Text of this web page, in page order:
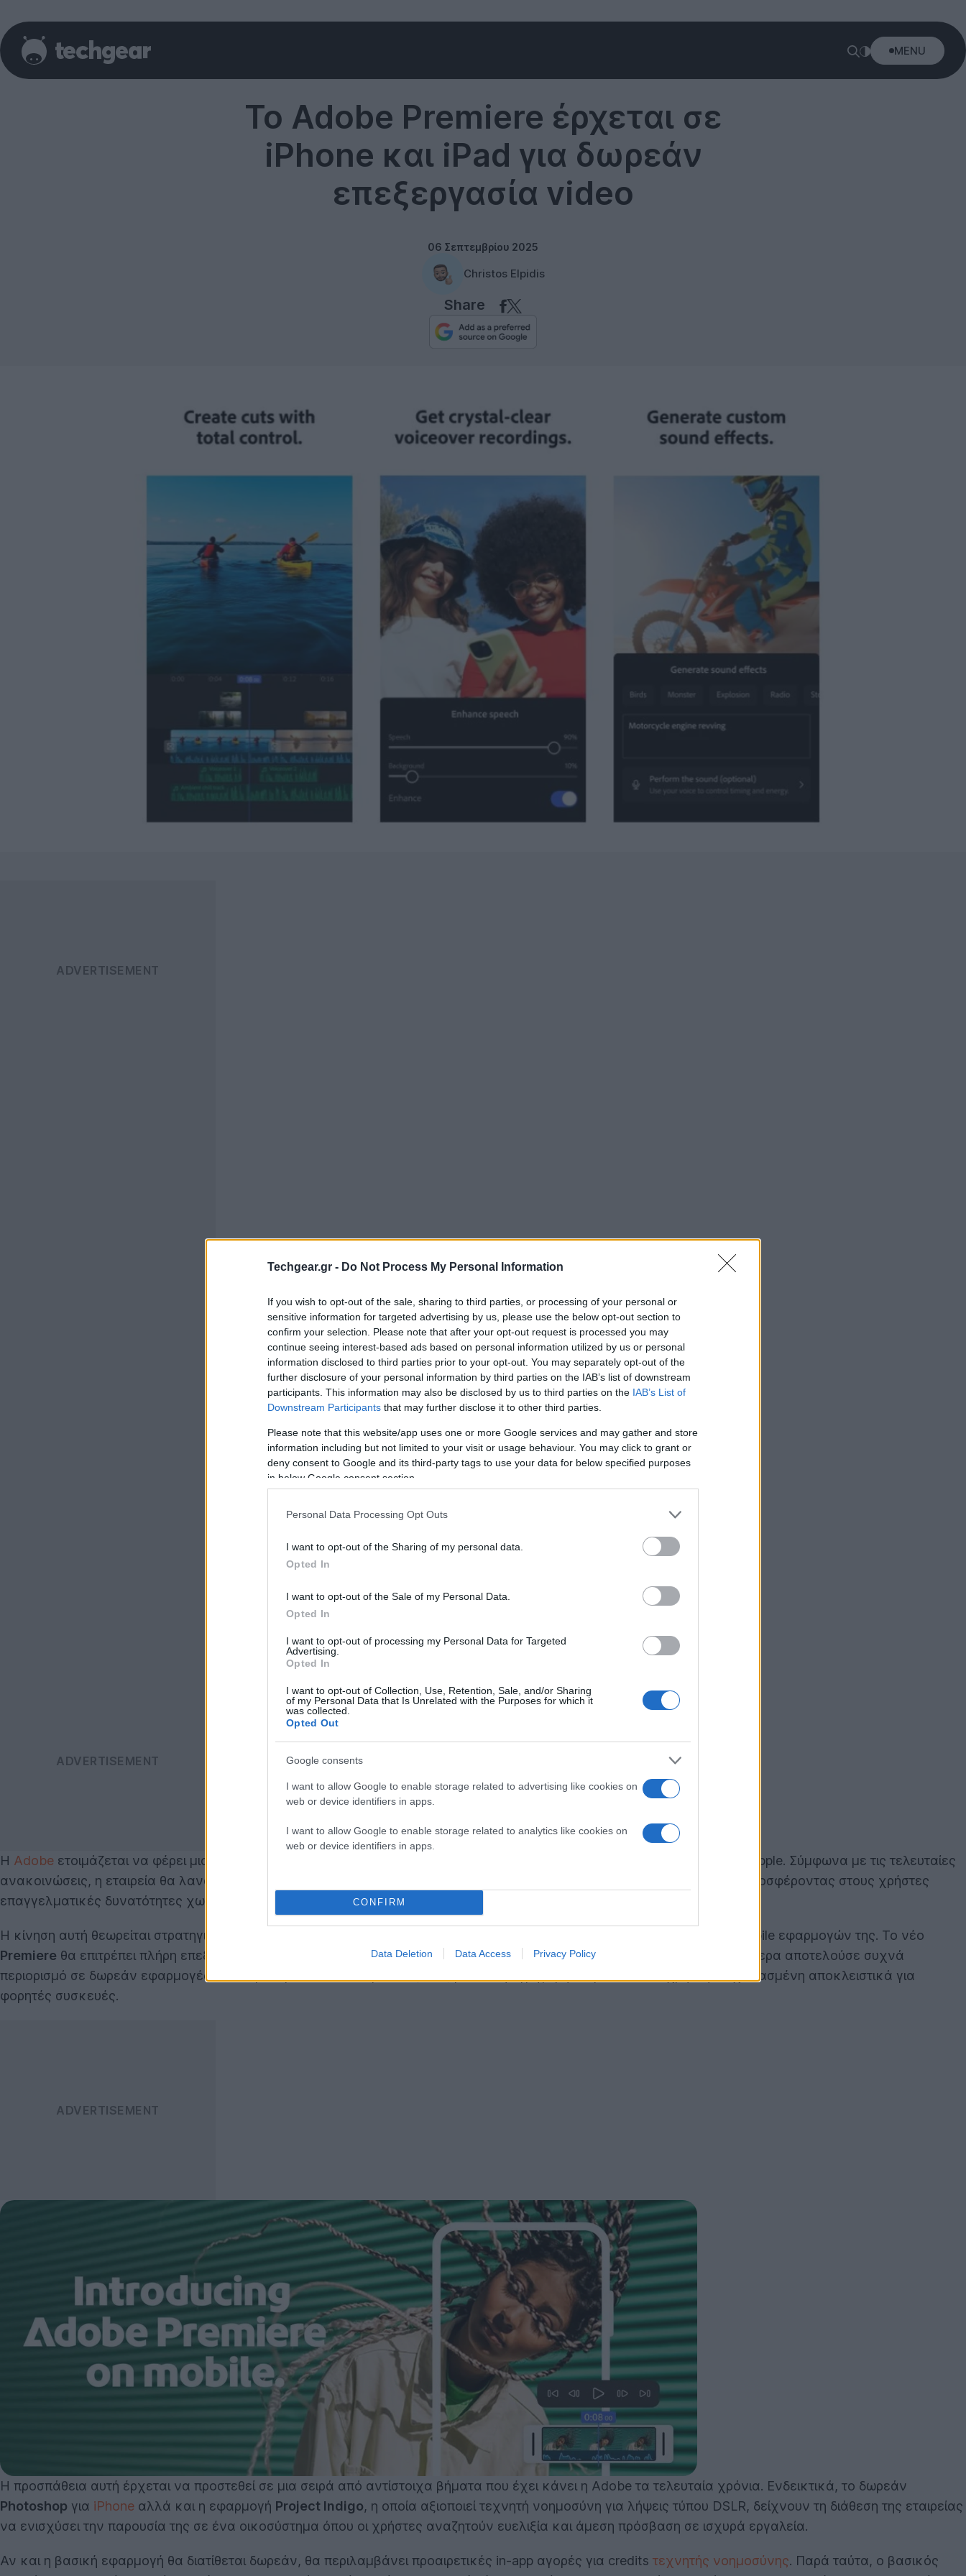
Techgear.gr - Do Not Process My Personal Information
If you wish to opt-out of the sale, sharing to third parties, or processing of your personal or
sensitive information for targeted advertising by us, please use the below opt-out section to
confirm your selection. Please note that after your opt-out request is processed you may
continue seeing interest-based ads based on personal information utilized by us or personal
information disclosed to third parties prior to your opt-out. You may separately opt-out of the
further disclosure of your personal information by third parties on the IAB’s list of downstream
participants. This information may also be disclosed by us to third parties on the IAB’s List of
Downstream Participants that may further disclose it to other third parties.
Please note that this website/app uses one or more Google services and may gather and store
information including but not limited to your visit or usage behaviour. You may click to grant or
deny consent to Google and its third-party tags to use your data for below specified purposes
in below Google consent section.
Personal Data Processing Opt Outs
I want to opt-out of the Sharing of my personal data.
Opted In
I want to opt-out of the Sale of my Personal Data.
Opted In
I want to opt-out of processing my Personal Data for Targeted
Advertising.
Opted In
I want to opt-out of Collection, Use, Retention, Sale, and/or Sharing
of my Personal Data that Is Unrelated with the Purposes for which it
was collected.
Opted Out
Google consents
I want to allow Google to enable storage related to advertising like cookies on
web or device identifiers in apps.
I want to allow Google to enable storage related to analytics like cookies on
web or device identifiers in apps.
CONFIRM
Data Deletion Data Access Privacy Policy
MENU
Το Adobe Premiere έρχεται σε
iPhone και iPad για δωρεάν
επεξεργασία video
06 Σεπτεμβρίου 2025
Christos Elpidis
Share
Η Adobe ετοιμάζεται να φέρει μια από τις πιο εμβληματικές εφαρμογές επεξεργασίας βίντεο στις φορητές συσκευές της Apple. Σύμφωνα με τις τελευταίες
ανακοινώσεις, η εταιρεία θα λανσάρει στο τέλος του μήνα μια δωρεάν έκδοση του
για iPhone και iPad, προσφέροντας στους χρήστες
επαγγελματικές δυνατότητες χωρίς κόστος.
Η κίνηση αυτή θεωρείται στρατηγικής σημασίας, καθώς η Adobe επενδύει ολοένα και περισσότερο στην ανάπτυξη των mobile εφαρμογών της. Το νέο
Premiere θα επιτρέπει πλήρη επεξεργασία βίντεο, αποθήκευση και δημοσίευση χωρίς υδατογραφήματα, κάτι που μέχρι σήμερα αποτελούσε συχνά
περιορισμό σε δωρεάν εφαρμογές. Η εταιρεία μάλιστα το παρουσιάζει ως μια λύση «γρήγορη, δωρεάν και εύχρηστη», σχεδιασμένη αποκλειστικά για
φορητές συσκευές.
Η προσπάθεια αυτή έρχεται να προστεθεί σε μια σειρά από αντίστοιχα βήματα που έχει κάνει η Adobe τα τελευταία χρόνια. Ενδεικτικά, το δωρεάν
Photoshop για iPhone αλλά και η εφαρμογή Project Indigo, η οποία αξιοποιεί τεχνητή νοημοσύνη για λήψεις τύπου DSLR, δείχνουν τη διάθεση της εταιρείας
να ενισχύσει την παρουσία της σε ένα οικοσύστημα όπου οι χρήστες αναζητούν ευελιξία και άμεση πρόσβαση σε ισχυρά εργαλεία.
Αν και η βασική εφαρμογή θα διατίθεται δωρεάν, θα περιλαμβάνει προαιρετικές in-app αγορές για credits τεχνητής νοημοσύνης. Παρά ταύτα, ο βασικός